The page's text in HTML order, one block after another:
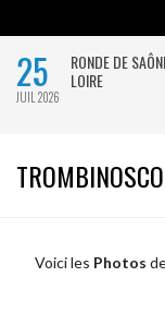
25
JUIL 2026
RONDE DE
LOIRE
Voici les Photos